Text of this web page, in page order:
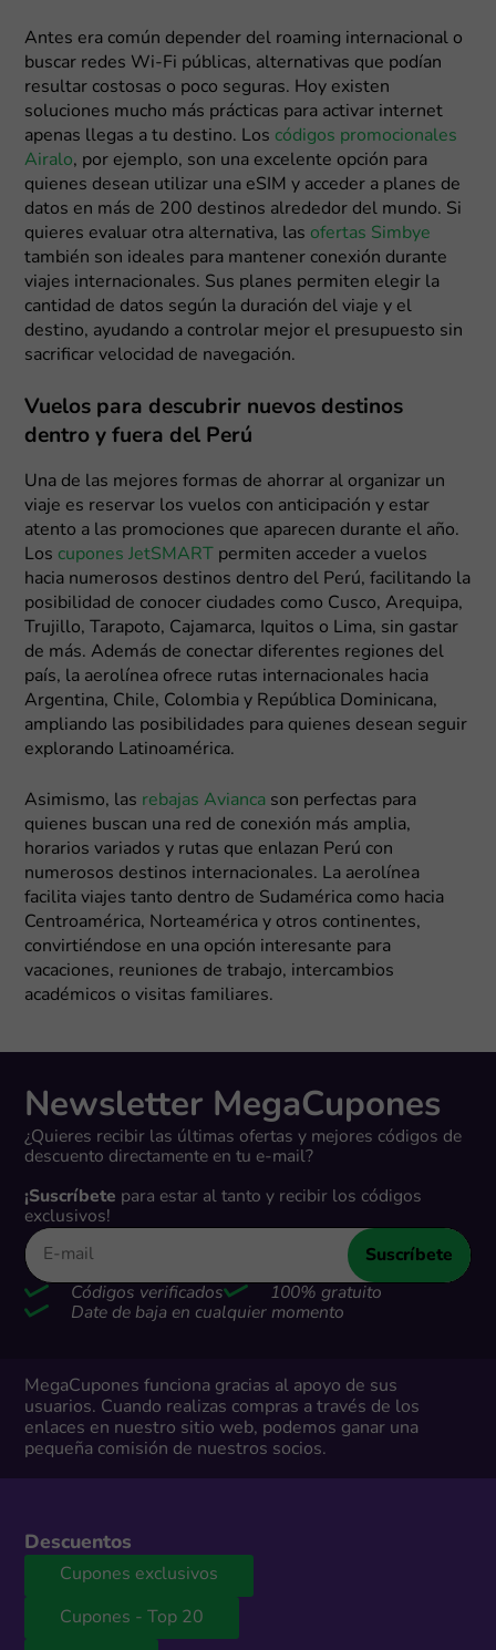
Antes era común depender del roaming internacional o
buscar redes Wi-Fi públicas, alternativas que podían
resultar costosas o poco seguras. Hoy existen
soluciones mucho más prácticas para activar internet
apenas llegas a tu destino. Los códigos promocionales
Airalo, por ejemplo, son una excelente opción para
quienes desean utilizar una eSIM y acceder a planes de
datos en más de 200 destinos alrededor del mundo. Si
quieres evaluar otra alternativa, las ofertas Simbye
también son ideales para mantener conexión durante
viajes internacionales. Sus planes permiten elegir la
cantidad de datos según la duración del viaje y el
destino, ayudando a controlar mejor el presupuesto sin
sacrificar velocidad de navegación.
Vuelos para descubrir nuevos destinos
dentro y fuera del Perú
Una de las mejores formas de ahorrar al organizar un
viaje es reservar los vuelos con anticipación y estar
atento a las promociones que aparecen durante el año.
Los cupones JetSMART
permiten acceder a vuelos
hacia numerosos destinos dentro del Perú, facilitando la
posibilidad de conocer ciudades como Cusco, Arequipa,
Trujillo, Tarapoto, Cajamarca, Iquitos o Lima, sin gastar
de más. Además de conectar diferentes regiones del
país, la aerolínea ofrece rutas internacionales hacia
Argentina, Chile, Colombia y República Dominicana,
ampliando las posibilidades para quienes desean seguir
explorando Latinoamérica.
Asimismo, las rebajas Avianca son perfectas para
quienes buscan una red de conexión más amplia,
horarios variados y rutas que enlazan Perú con
numerosos destinos internacionales. La aerolínea
facilita viajes tanto dentro de Sudamérica como hacia
Centroamérica, Norteamérica y otros continentes,
convirtiéndose en una opción interesante para
vacaciones, reuniones de trabajo, intercambios
académicos o visitas familiares.
Newsletter MegaCupones
¿Quieres recibir las últimas ofertas y mejores códigos de
descuento directamente en tu e-mail?
¡Suscríbete para estar al tanto y recibir los códigos
exclusivos!
Suscríbete
Códigos verificados
100% gratuito
Date de baja en cualquier momento
MegaCupones funciona gracias al apoyo de sus
usuarios. Cuando realizas compras a través de los
enlaces en nuestro sitio web, podemos ganar una
pequeña comisión de nuestros socios.
Descuentos
Cupones exclusivos
Cupones - Top 20